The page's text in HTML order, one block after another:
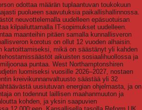
odottaa määrän tuplaantuvan toukokuun
puolueen saavutuksia paikallishallinnossa.
neuvottelemalla uudelleen epäsuotuisan
kilpailuttamalla IT-sopimukset uudelleen.
maanteihin pitäen samalla kunnallisveron
korotus on ollut 12 vuoden alhaisin.
kartoittamiseksi, mikä on säästänyt yli kahden
aikuisten sosiaalihuollossa ja
puntaa. West Northamptonshiren
luomiseksi vuosille 2026–2027, nostaen
kreivikunnanvaltuusto säästää yli 32
uusiutuvan energian ohjelmasta, ja on
on todennut laillisen maahanmuuton ja
kohden, ja yksin saapuvien